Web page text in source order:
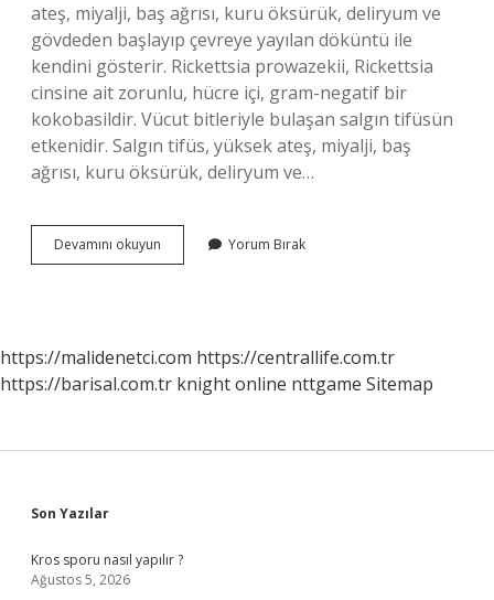
ateş, miyalji, baş ağrısı, kuru öksürük, deliryum ve
gövdeden başlayıp çevreye yayılan döküntü ile
kendini gösterir. Rickettsia prowazekii, Rickettsia
cinsine ait zorunlu, hücre içi, gram-negatif bir
kokobasildir. Vücut bitleriyle bulaşan salgın tifüsün
etkenidir. Salgın tifüs, yüksek ateş, miyalji, baş
ağrısı, kuru öksürük, deliryum ve…
Devamını okuyun Rickettsia
Typhi
Yorum Bırak
https://malidenetci.com https://centrallife.com.tr
https://barisal.com.tr knight online nttgame Sitemap
Sidebar
Son Yazılar
Kros sporu nasıl yapılır ?
Ağustos 5, 2026